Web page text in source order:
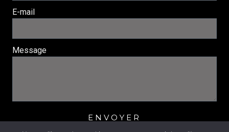
E-mail
Message
ENVOYER